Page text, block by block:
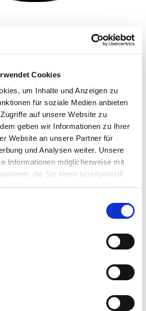
Cookies
um Inhalte und Anzeigen zu
für soziale Medien anbieten
auf unsere Website zu
geben wir Informationen zu Ihrer
Website an unsere Partner für
und Analysen weiter. Unsere
Informationen möglicherweise mit
die Sie ihnen bereitgestellt
Rahmen Ihrer Nutzung der Dienste